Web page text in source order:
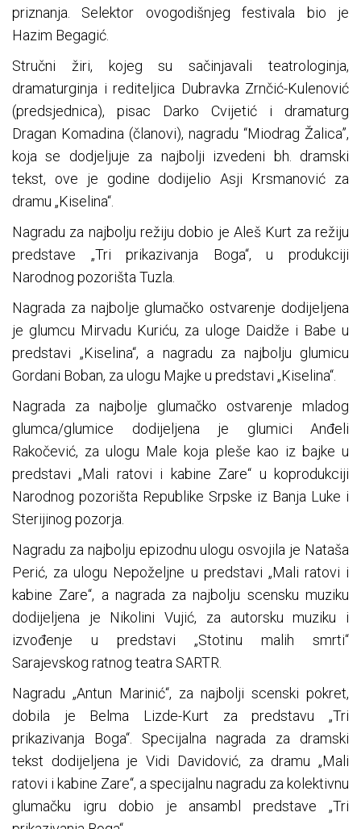
priznanja. Selektor ovogodišnjeg festivala bio je
Hazim Begagić.
Stručni žiri, kojeg su sačinjavali teatrologinja,
dramaturginja i rediteljica Dubravka Zrnčić-Kulenović
(predsjednica), pisac Darko Cvijetić i dramaturg
Dragan Komadina (članovi), nagradu “Miodrag Žalica”,
koja se dodjeljuje za najbolji izvedeni bh. dramski
tekst, ove je godine dodijelio Asji Krsmanović za
dramu „Kiselina“.
Nagradu za najbolju režiju dobio je Aleš Kurt za režiju
predstave „Tri prikazivanja Boga“, u produkciji
Narodnog pozorišta Tuzla.
Nagrada za najbolje glumačko ostvarenje dodijeljena
je glumcu Mirvadu Kuriću, za uloge Daidže i Babe u
predstavi „Kiselina“, a nagradu za najbolju glumicu
Gordani Boban, za ulogu Majke u predstavi „Kiselina“.
Nagrada za najbolje glumačko ostvarenje mladog
glumca/glumice dodijeljena je glumici Anđeli
Rakočević, za ulogu Male koja pleše kao iz bajke u
predstavi „Mali ratovi i kabine Zare“ u koprodukciji
Narodnog pozorišta Republike Srpske iz Banja Luke i
Sterijinog pozorja.
Nagradu za najbolju epizodnu ulogu osvojila je Nataša
Perić, za ulogu Nepoželjne u predstavi „Mali ratovi i
kabine Zare“, a nagrada za najbolju scensku muziku
dodijeljena je Nikolini Vujić, za autorsku muziku i
izvođenje u predstavi „Stotinu malih smrti“
Sarajevskog ratnog teatra SARTR.
Nagradu „Antun Marinić“, za najbolji scenski pokret,
dobila je Belma Lizde-Kurt za predstavu „Tri
prikazivanja Boga“. Specijalna nagrada za dramski
tekst dodijeljena je Vidi Davidović, za dramu „Mali
ratovi i kabine Zare“, a specijalnu nagradu za kolektivnu
glumačku igru dobio je ansambl predstave „Tri